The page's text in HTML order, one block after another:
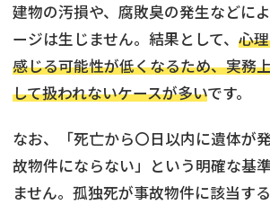
建物の汚損や、腐敗臭の発生などに
ージは生じません。結果として、 心
感じる可能性が低くなるため、実務
して扱われないケースが多いです。
なお、「死亡から〇日以内に遺体が
故物件にならない」という明確な基
ません。孤独死が事故物件に該当す